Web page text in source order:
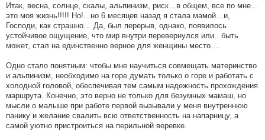
Итак, весна, солнце, скалы, альпинизм, риск…в общем, все по мне…
это моя жизнь!!!!! Но!...но 6 месяцев назад я стала мамой…и,
Господи, как страшно… Да, был перерыв, однако, появилось
устойчивое ощущение, что мир внутри перевернулся или.. быть
может, стал на единственно верное для женщины место....
Одно стало понятным: чтобы мне научиться совмещать материнство
и альпинизм, необходимо на горе думать только о горе и работать с
холодной головой, обеспечивая тем самым надежность прохождения
маршрута. Конечно, это верно не только для безумных мамаш, но
мысли о малыше при работе первой вызывали у меня внутреннюю
панику и желание свалить всю ответственность на напарницу, а
самой уютно пристроиться на перильной веревке.